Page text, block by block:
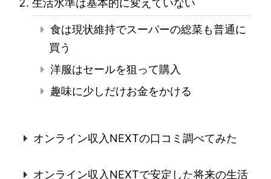
生活水準は基本的に変えていない
食は現状維持でスーパーの総菜も普通に
買う
洋服はセールを狙って購入
趣味に少しだけお金をかける
オンライン収入NEXTの口コミ調べてみた
オンライン収入NEXTで安定した将来の生活